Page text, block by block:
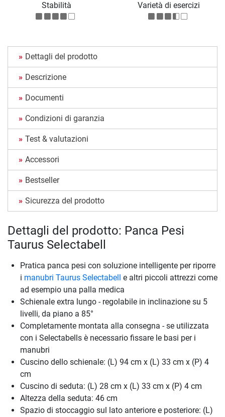
Stabilità Varietà di esercizi
Dettagli del prodotto
Descrizione
Documenti
Condizioni di garanzia
Test & valutazioni
Accessori
Bestseller
Sicurezza del prodotto
Dettagli del prodotto: Panca Pesi
Taurus Selectabell
Pratica panca pesi con soluzione intelligente per riporre
i manubri Taurus Selectabell
e altri piccoli attrezzi come
ad esempio una palla medica
Schienale extra lungo - regolabile in inclinazione su 5
livelli, da piano a 85°
Completamente montata alla consegna - se utilizzata
con i Selectabells è necessario fissare le basi per i
manubri
Cuscino dello schienale: (L) 94 cm x (L) 33 cm x (P) 4
cm
Cuscino di seduta: (L) 28 cm x (L) 33 cm x (P) 4 cm
Altezza della seduta: 46 cm
Spazio di stoccaggio sul lato anteriore e posteriore: (L)